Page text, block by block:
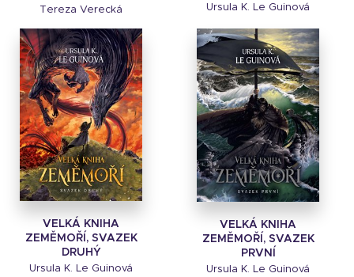
Tereza Verecká Ursula K. Le Guinová
VELKÁ KNIHA
ZEMĚMOŘÍ, SVAZEK
DRUHÝ
Ursula K. Le Guinová
VELKÁ KNIHA
ZEMĚMOŘÍ, SVAZEK
PRVNÍ
Ursula K. Le Guinová